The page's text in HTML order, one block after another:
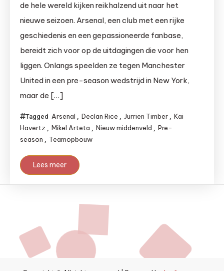
de hele wereld kijken reikhalzend uit naar het
nieuwe seizoen. Arsenal, een club met een rijke
geschiedenis en een gepassioneerde fanbase,
bereidt zich voor op de uitdagingen die voor hen
liggen. Onlangs speelden ze tegen Manchester
United in een pre-season wedstrijd in New York,
maar de […]
Tagged Arsenal , Declan Rice , Jurrien Timber , Kai
Havertz , Mikel Arteta , Nieuw middenveld , Pre-
season , Teamopbouw
Lees meer